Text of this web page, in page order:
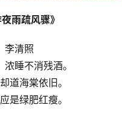
夜雨疏风骤》
李清照
睡不消残酒。
道海棠依旧。
是绿肥红瘦。